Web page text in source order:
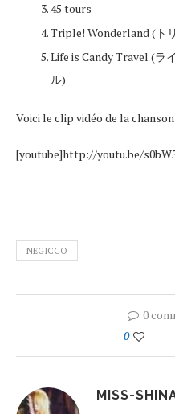
45 tours
Triple! Wonderland (ト
Life is Candy Travel (ラ
ル)
Voici le clip vidéo de la
[youtube]http://youtu.be/
NEGICCO
0
0
MISS-